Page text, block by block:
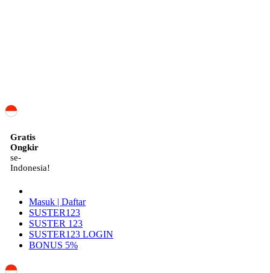
Gratis
Ongkir
se-
Indonesia!
Masuk | Daftar
SUSTER123
SUSTER 123
SUSTER123 LOGIN
BONUS 5%